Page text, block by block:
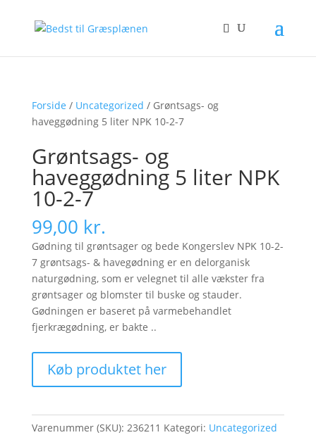
Forside / Uncategorized / Grøntsags- og
haveggødning 5 liter NPK 10-2-7
Grøntsags- og
haveggødning 5 liter NPK
10-2-7
99,00 kr.
Gødning til grøntsager og bede Kongerslev NPK 10-2-
7 grøntsags- & havegødning er en delorganisk
naturgødning, som er velegnet til alle vækster fra
grøntsager og blomster til buske og stauder.
Gødningen er baseret på varmebehandlet
fjerkrægødning, er bakte ..
Køb produktet her
Varenummer (SKU): 236211 Kategori: Uncategorized